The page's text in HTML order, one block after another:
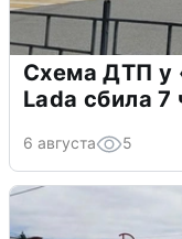
Схема ДТП у
Lada сбила 7
6 августа 5